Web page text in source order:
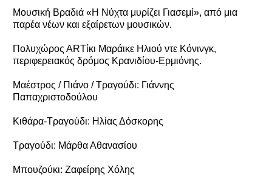
Mουσική Βραδιά «Η Νύχτα μυρίζει Γιασεμί», από μια
παρέα νέων και εξαίρετων μουσικών.
Πολυχώρος ΑRTίκι Μαράικε Ηλιού ντε Κόνινγκ,
περιφερειακός δρόμος Κρανιδίου-Ερμιόνης.
Μαέστρος / Πιάνο / Τραγούδι: Γιάννης
Παπαχριστοδούλου
Κιθάρα-Tραγούδι: Hλίας Δόσκορης
Τραγούδι: Μάρθα Αθανασίου
Μπουζούκι: Zαφείρης Χόλης